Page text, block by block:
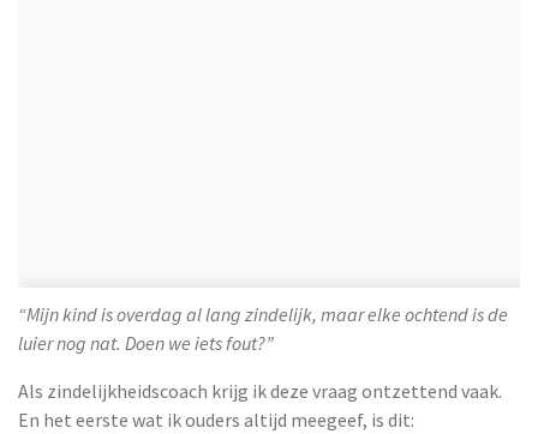
“Mijn kind is overdag al lang zindelijk, maar elke ochtend is de
luier nog nat. Doen we iets fout?”
Als zindelijkheidscoach krijg ik deze vraag ontzettend vaak.
En het eerste wat ik ouders altijd meegeef, is dit: